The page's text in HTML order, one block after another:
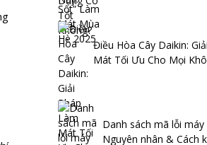
Điều Hòa Cây Daikin:
Mát Tối Ưu Cho Mọi
Danh sách mã lỗi máy
Nguyên nhân & Cách